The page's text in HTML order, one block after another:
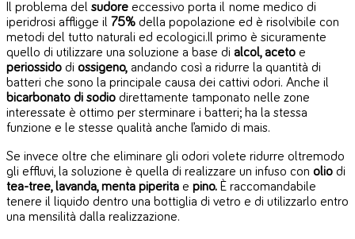
Il problema del sudore eccessivo porta il nome medico di
iperidrosi affligge il 75% della popolazione ed è risolvibile con
metodi del tutto naturali ed ecologici.Il primo è sicuramente
quello di utilizzare una soluzione a base di alcol, aceto e
periossido di ossigeno, andando così a ridurre la quantità di
batteri che sono la principale causa dei cattivi odori. Anche il
bicarbonato di sodio direttamente tamponato nelle zone
interessate è ottimo per sterminare i batteri; ha la stessa
funzione e le stesse qualità anche l’amido di mais.
Se invece oltre che eliminare gli odori volete ridurre oltremodo
gli effluvi, la soluzione è quella di realizzare un infuso con olio di
tea-tree, lavanda, menta piperita e pino. È raccomandabile
tenere il liquido dentro una bottiglia di vetro e di utilizzarlo entro
una mensilità dalla realizzazione.